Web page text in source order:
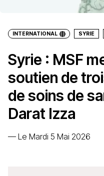
INTERNATIONAL SYRIE
Syrie : MSF
soutien de
de soins de
Darat Izza
— Le Mardi 5 Mai 2026